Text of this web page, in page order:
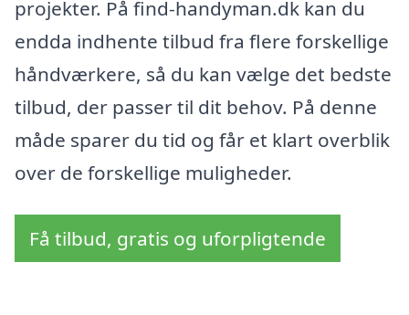
projekter. På find-handyman.dk kan du
endda indhente tilbud fra flere forskellige
håndværkere, så du kan vælge det bedste
tilbud, der passer til dit behov. På denne
måde sparer du tid og får et klart overblik
over de forskellige muligheder.
Få tilbud, gratis og uforpligtende